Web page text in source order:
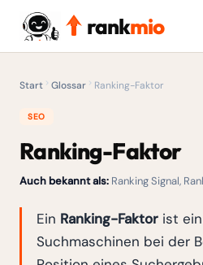
rankmio
Start Glossar Ranking-Faktor
SEO
Ranking-Faktor
Auch bekannt als: Ranking Signal,
Ein Ranking-Faktor ist
Suchmaschinen bei der